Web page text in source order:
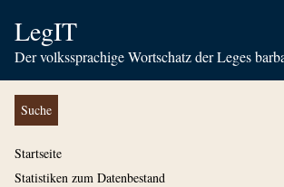
LegIT
Der volkssprachige Wortschatz der Leges
Suche
Startseite
Statistiken zum Datenbestand